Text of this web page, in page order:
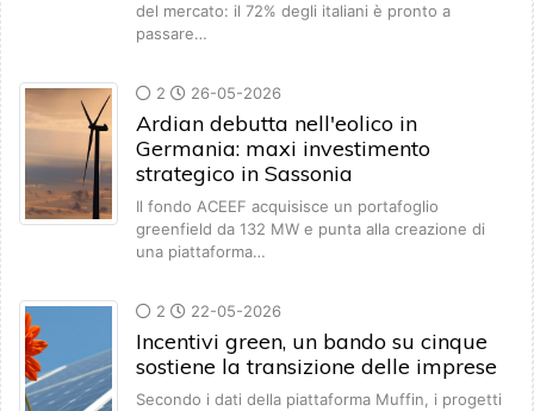
del mercato: il 72% degli italiani è pronto a
passare…
2 26-05-2026
Ardian debutta nell'eolico in
Germania: maxi investimento
strategico in Sassonia
Il fondo ACEEF acquisisce un portafoglio
greenfield da 132 MW e punta alla creazione di
una piattaforma…
2 22-05-2026
Incentivi green, un bando su cinque
sostiene la transizione delle imprese
Secondo i dati della piattaforma Muffin, i progetti